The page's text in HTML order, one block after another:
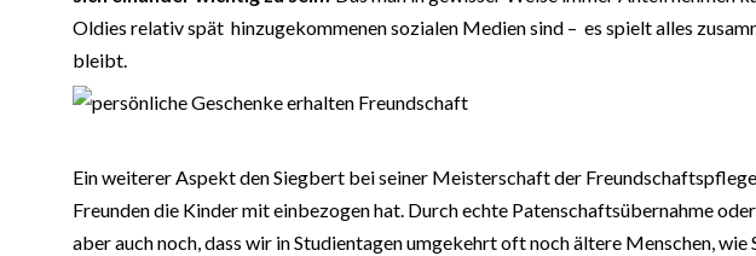
Oldies relativ spät hinzugekommenen sozialen Medien sind – es spielt alles
bleibt.
Ein weiterer Aspekt den Siegbert bei seiner Meisterschaft der
Freunden die Kinder mit einbezogen hat. Durch echte Patenschaftsübernahme
aber auch noch, dass wir in Studientagen umgekehrt oft noch ältere Menschen,